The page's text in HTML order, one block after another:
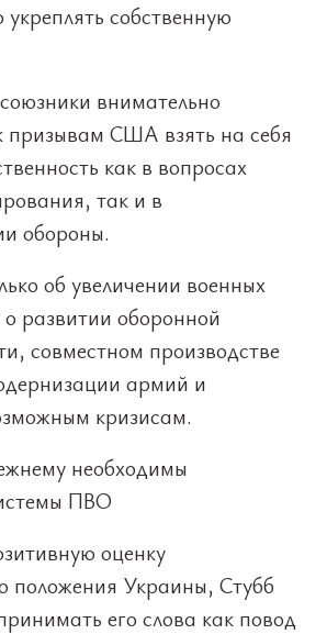
укреплять собственную
внимательно
призывам США взять на себя
как в вопросах
так и в
обороны.
об увеличении военных
развитии оборонной
совместном производстве
армий и
кризисам.
необходимы
ПВО
оценку
положения Украины, Стубб
его слова как повод